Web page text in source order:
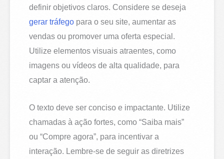
definir objetivos claros. Considere se deseja
gerar tráfego para o seu site, aumentar as
vendas ou promover uma oferta especial.
Utilize elementos visuais atraentes, como
imagens ou vídeos de alta qualidade, para
captar a atenção.
O texto deve ser conciso e impactante. Utilize
chamadas à ação fortes, como “Saiba mais”
ou “Compre agora”, para incentivar a
interação. Lembre-se de seguir as diretrizes